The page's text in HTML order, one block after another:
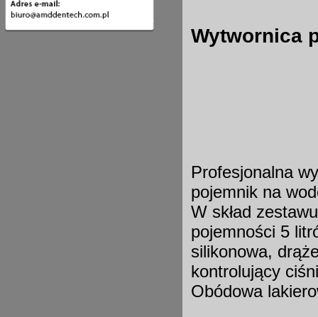
Wytwornica
Profesjonalna
pojemnik na
W skład
pojemności 5
silikonowa,
kontrolujący
Obódowa